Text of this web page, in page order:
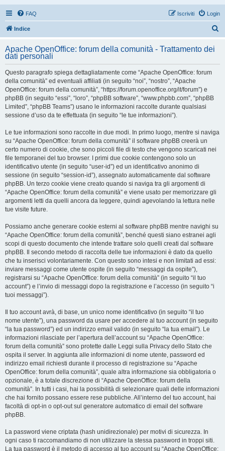
FAQ Login
Iscriviti
Indice
c
Apache OpenOffice: forum della comunità - Trattamento dei
dati personali
Questo paragrafo spiega dettagliatamente come “Apache OpenOffice: forum
della comunità” ed eventuali affiliati (in seguito “noi”, “nostro”, “Apache
OpenOffice: forum della comunità”, “https://forum.openoffice.org/it/forum”) e
phpBB (in seguito “essi”, “loro”, “phpBB software”, “www.phpbb.com”, “phpBB
Limited”, “phpBB Teams”) usano le informazioni raccolte durante qualsiasi
sessione d’uso da te effettuata (in seguito “le tue informazioni”).
Le tue informazioni sono raccolte in due modi. In primo luogo, mentre si naviga
su “Apache OpenOffice: forum della comunità” il software phpBB creerà un
certo numero di cookie, che sono piccoli file di testo che vengono scaricati nei
file temporanei del tuo browser. I primi due cookie contengono solo un
identificativo utente (in seguito “user-id”) ed un identificativo anonimo di
sessione (in seguito “session-id”), assegnato automaticamente dal software
phpBB. Un terzo cookie viene creato quando si naviga tra gli argomenti di
“Apache OpenOffice: forum della comunità” e viene usato per memorizzare gli
argomenti letti da quelli ancora da leggere, quindi agevolando la lettura nelle
tue visite future.
Possiamo anche generare cookie esterni al software phpBB mentre navighi su
“Apache OpenOffice: forum della comunità”, benché questi siano estranei agli
scopi di questo documento che intende trattare solo quelli creati dal software
phpBB. Il secondo metodo di raccolta delle tue informazioni è dato da quello
che tu inserisci volontariamente. Con questo sono intesi e non limitati ad essi:
inviare messaggi come utente ospite (in seguito “messaggi da ospite”),
registrarsi su “Apache OpenOffice: forum della comunità” (in seguito “il tuo
account”) e l’invio di messaggi dopo la registrazione e l’accesso (in seguito “i
tuoi messaggi”).
Il tuo account avrà, di base, un unico nome identificativo (in seguito “il tuo
nome utente”), una password da usare per accedere al tuo account (in seguito
“la tua password”) ed un indirizzo email valido (in seguito “la tua email”). Le
informazioni rilasciate per l’apertura dell’account su “Apache OpenOffice:
forum della comunità” sono protette dalle Leggi sulla Privacy dello Stato che
ospita il server. In aggiunta alle informazioni di nome utente, password ed
indirizzo email richiesti durante il processo di registrazione su “Apache
OpenOffice: forum della comunità”, quale altra informazione sia obbligatoria o
opzionale, è a totale discrezione di “Apache OpenOffice: forum della
comunità”. In tutti i casi, hai la possibilità di selezionare quali delle informazioni
che hai fornito possano essere rese pubbliche. All’interno del tuo account, hai
facoltà di opt-in o opt-out sul generatore automatico di email del software
phpBB.
La password viene criptata (hash unidirezionale) per motivi di sicurezza. In
ogni caso ti raccomandiamo di non utilizzare la stessa password in troppi siti.
La tua password è il metodo di accesso al tuo account su “Apache OpenOffice: